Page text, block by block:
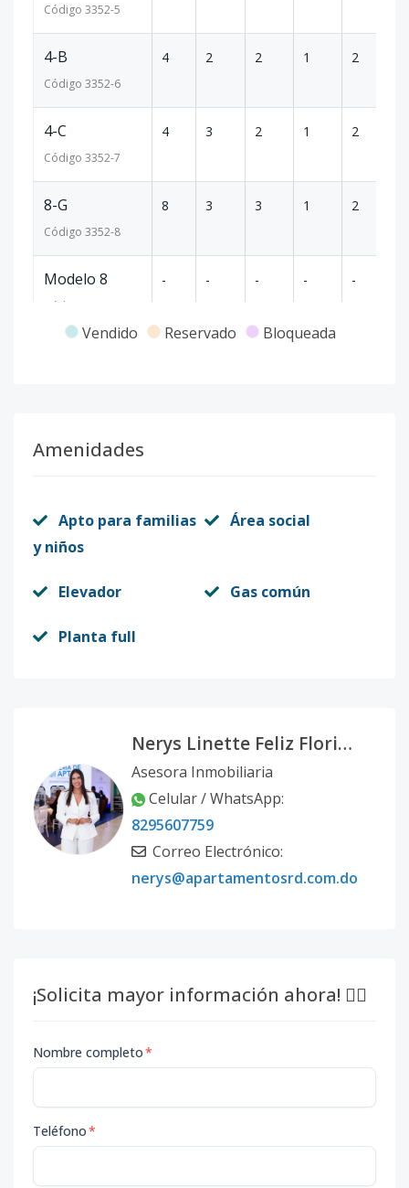
Código 3352-5
4-B
Código 3352-6
4 2 2 1 2
4-C
Código 3352-7
4 3 2 1 2
8-G
Código 3352-8
8 3 3 1 2
Modelo 8
Código
- - - - -
Código 3352-1
Vendido Reservado Bloqueada
Amenidades
Apto para familias
y niños
Área social
Elevador Gas común
Planta full
Nerys Linette Feliz Florian
Asesora Inmobiliaria
Celular / WhatsApp:
8295607759
Correo Electrónico:
nerys@apartamentosrd.com.do
¡Solicita mayor información ahora! 👇🏽
Nombre completo*
Teléfono*